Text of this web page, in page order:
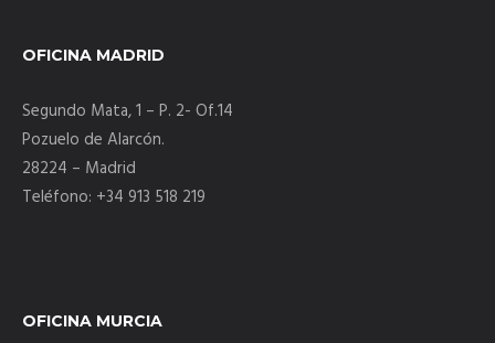
OFICINA MADRID
Segundo Mata, 1 – P. 2- Of.14
Pozuelo de Alarcón.
28224 – Madrid
Teléfono: +34 913 518 219
OFICINA MURCIA